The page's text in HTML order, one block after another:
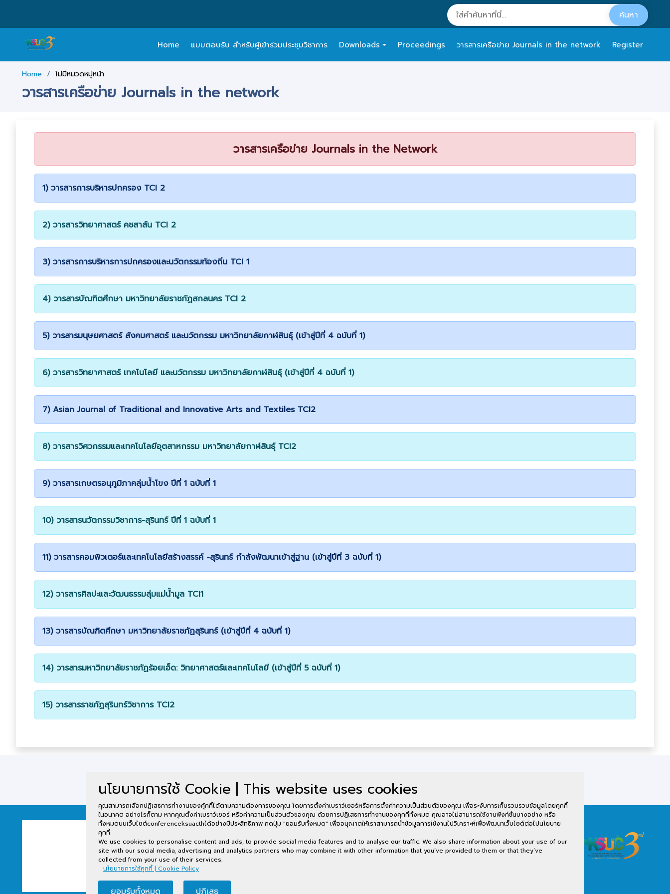
Home แบบตอบรับ สำหรับผู้เข้าร่วมประชุมวิชาการ Downloads Proceedings วารสารเครือข่าย Journals in the network Register
Home ไม่มีหมวดหมู่หน้า
วารสารเครือข่าย Journals in the network
วารสารเครือข่าย Journals in the Network
1) วารสารการบริหารปกครอง TCI 2
2) วารสารวิทยาศาสตร์ คชสาส์น TCI 2
3) วารสารการบริหารการปกครองและนวัตกรรมท้องถิ่น TCI 1
4) วารสารบัณฑิตศึกษา มหาวิทยาลัยราชภัฏสกลนคร TCI 2
5) วารสารมนุษยศาสตร์ สังคมศาสตร์ และนวัตกรรม มหาวิทยาลัยกาฬสินธุ์ (เข้าสู่ปีที่ 4 ฉบับที่ 1)
6) วารสารวิทยาศาสตร์ เทคโนโลยี และนวัตกรรม มหาวิทยาลัยกาฬสินธุ์ (เข้าสู่ปีที่ 4 ฉบับที่ 1)
7) Asian Journal of Traditional and Innovative Arts and Textiles TCI2
8) วารสารวิศวกรรมและเทคโนโลยีอุตสาหกรรม มหาวิทยาลัยกาฬสินธุ์ TCI2
9) วารสารเกษตรอนุภูมิภาคลุ่มน้ำโขง ปีที่ 1 ฉบับที่ 1
10) วารสารนวัตกรรมวิชาการ-สุรินทร์ ปีที่ 1 ฉบับที่ 1
11) วารสารคอมพิวเตอร์และเทคโนโลยีสร้างสรรค์ -สุรินทร์ กำลังพัฒนาเข้าสู่ฐาน (เข้าสู่ปีที่ 3 ฉบับที่ 1)
12) วารสารศิลปะและวัฒนธรรมลุ่มแม่น้ำมูล TCI1
13) วารสารบัณฑิตศึกษา มหาวิทยาลัยราชภัฏสุรินทร์ (เข้าสู่ปีที่ 4 ฉบับที่ 1)
14) วารสารมหาวิทยาลัยราชภัฏร้อยเอ็ด: วิทยาศาสตร์และเทคโนโลยี (เข้าสู่ปีที่ 5 ฉบับที่ 1)
15) วารสารราชภัฏสุรินทร์วิชาการ TCI2
Hybrid Conference (Onsite &Online) ณ มหาวิทยาลัยกาฬสินธุ์
นำเสนอผลการวิจัย เข้าร่วมงาน 6-8 มีนาคม 2568 นี้
นโยบายการใช้ Cookie | This website uses cookies
คุณสามารถเลือกปฏิเสธการทำงานของคุ้กกี้ได้ตามความต้องการของคุณ โดยการตั้งค่าเบราว์เซอร์หรือการตั้งค่าความเป็นส่วนตัวของคุณ เพื่อระงับการเก็บรวมรวบข้อมูลโดยคุกกี้
ในอนาคต อย่างไรก็ตาม หากคุณตั้งค่าเบราว์เซอร์ หรือค่าความเป็นส่วนตัวของคุณ ด้วยการปฎิเสธการทำงานของคุกกี้ทั้งหมด คุณอาจไม่สามารถใช้งานฟังก์ชั่นบางอย่าง หรือ
ทั้งหมดบนเว็บไซต์conferenceksuacthได้อย่างมีประสิทธิภาพ กดปุ่ม "ยอมรับทั้งหมด" เพื่ออนุญาตให้เราสามารถนำข้อมูลการใช้งานไปวิเคราะห์เพื่อพัฒนาเว็บไซต์ต่อไปนโยบาย
คุกกี้
We use cookies to personalise content and ads, to provide social media features and to analyse our traffic. We also share information about your use of our
site with our social media, advertising and analytics partners who may combine it with other information that you’ve provided to them or that they’ve
collected from your use of their services.
นโยบายการใช้คุกกี้ | Cookie Policy
ยอมรับทั้งหมด ปฏิเสธ